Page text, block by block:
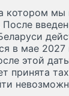
котором
в мае
этой
принята